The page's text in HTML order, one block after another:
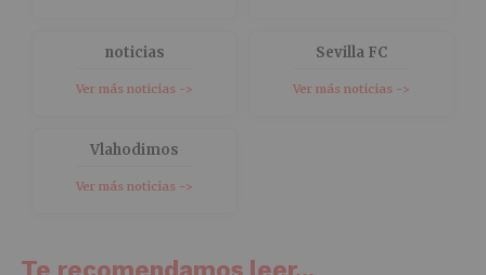
noticias
Ver más noticias ->
Sevilla FC
Ver más noticias ->
Vlahodimos
Ver más noticias ->
Te recomendamos leer...